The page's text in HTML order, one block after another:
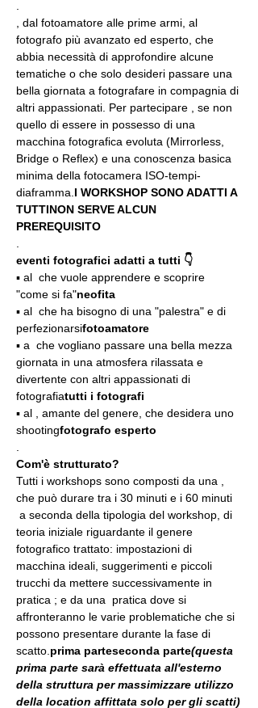
, dal fotoamatore alle prime armi, al
fotografo più avanzato ed esperto, che
abbia necessità di approfondire alcune
tematiche o che solo desideri passare una
bella giornata a fotografare in compagnia di
altri appassionati. Per partecipare
, se non
quello di essere in possesso di una
macchina fotografica evoluta (Mirrorless,
Bridge o Reflex) e una conoscenza basica
minima della fotocamera ISO-tempi-
diaframma. I WORKSHOP SONO ADATTI A
TUTTINON SERVE ALCUN
PREREQUISITO
eventi fotografici adatti a tutti 👇
▪️ al che vuole apprendere e scoprire
"come si fa"neofita
▪️ al che ha bisogno di una "palestra" e di
perfezionarsifotoamatore
▪️ a che vogliano passare una bella mezza
giornata in una atmosfera rilassata e
divertente con altri appassionati di
fotografiatutti i fotografi
▪️ al
, amante del genere, che desidera uno
shootingfotografo esperto
Com'è strutturato?
Tutti i workshops sono composti da una
che può durare tra i 30 minuti e i 60 minuti
a seconda della tipologia del workshop, di
teoria iniziale riguardante il genere
fotografico trattato: impostazioni di
macchina ideali, suggerimenti e piccoli
trucchi da mettere successivamente in
pratica ; e da una
pratica dove si
affronteranno le varie problematiche che si
possono presentare durante la fase di
scatto. prima parteseconda parte(questa
prima parte sarà effettuata all'esterno
della struttura per massimizzare utilizzo
della location affittata solo per gli scatti)